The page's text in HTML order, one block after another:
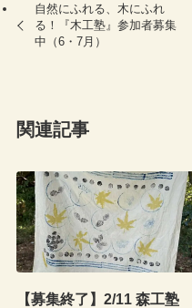
自然にふれる、木にふれ
る！『木工塾』参加者募集
中（6・7月）
関連記事
【募集終了】2/11 森工塾